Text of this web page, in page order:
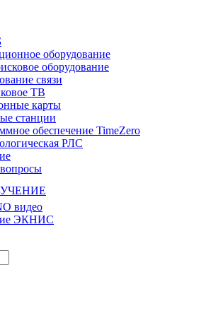
оборудование
оборудование
связи
ТВ
карты
станции
обеспечение TimeZero
РЛС
видео
ЭКНИС